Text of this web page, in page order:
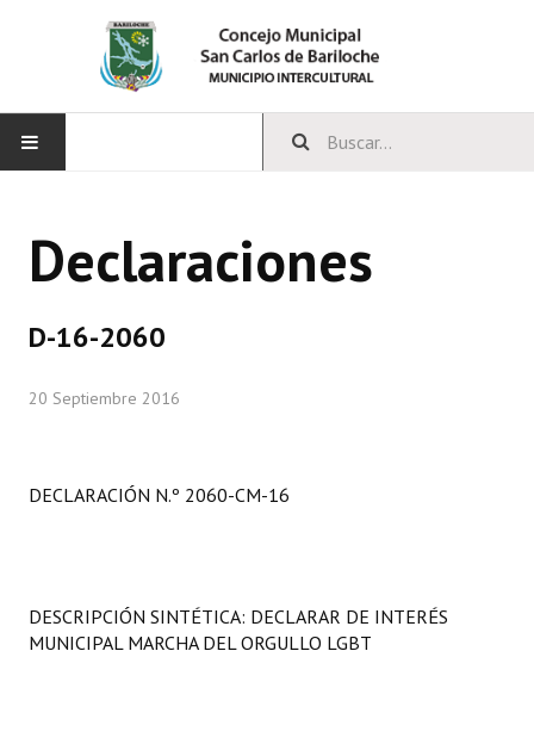
CONCEJO
Comisiones Permanentes
LEGISLACIÓN
Declaraciones
D-16-2060
20 Septiembre 2016
DECLARACIÓN N.º 2060-CM-16
DESCRIPCIÓN SINTÉTICA: DECLARAR DE INTERÉS
MUNICIPAL MARCHA DEL ORGULLO LGBT